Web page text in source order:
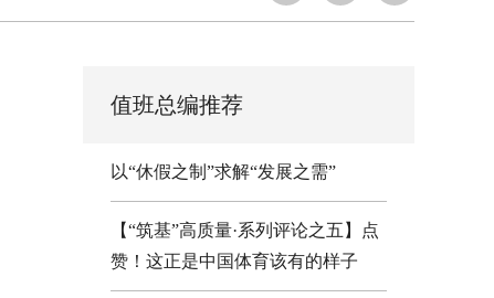
值班总编推荐
以“休假之制”求解“发展之需”
【“筑基”高质量·系列评论之五】点
赞！这正是中国体育该有的样子